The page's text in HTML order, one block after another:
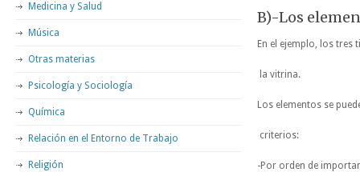
B)-Los
En el ejemplo, los tres
la vitrina.
Los elementos se
criterios:
-Por orden de
Medicina y Salud
Música
Otras materias
Psicología y Sociología
Química
Relación en el Entorno de Trabajo
Religión